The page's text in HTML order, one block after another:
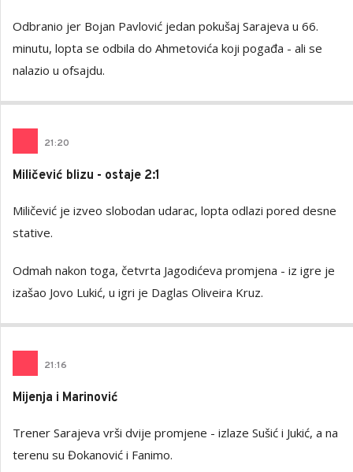
Odbranio jer Bojan Pavlović jedan pokušaj Sarajeva u 66.
minutu, lopta se odbila do Ahmetovića koji pogađa - ali se
nalazio u ofsajdu.
21:20
Miličević blizu - ostaje 2:1
Miličević je izveo slobodan udarac, lopta odlazi pored desne
stative.
Odmah nakon toga, četvrta Jagodićeva promjena - iz igre je
izašao Jovo Lukić, u igri je Daglas Oliveira Kruz.
21:16
Mijenja i Marinović
Trener Sarajeva vrši dvije promjene - izlaze Sušić i Jukić, a na
terenu su Đokanović i Fanimo.